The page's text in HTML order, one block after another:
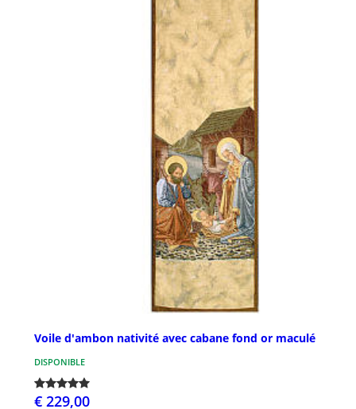
Voile d'ambon nativité avec cabane fond or maculé
DISPONIBLE
€ 229,00